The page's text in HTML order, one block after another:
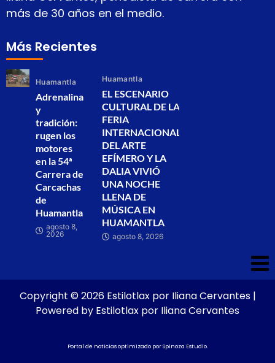
más de 30 años en el medio.
Más Recientes
Huamantla
Adrenalina
y
tradición:
rugen los
motores
en la 54ª
Carrera de
Carcachas
de
Huamantla
agosto 8,
2026
Huamantla
EL ESCENARIO
CULTURAL DE LA
FERIA
INTERNACIONAL
DEL ARTE
EFÍMERO Y LA
DALIA VIVIÓ
UNA NOCHE
LLENA DE
MÚSICA EN
HUAMANTLA
agosto 8, 2026
Copyright © 2026 Estilotlax por Iliana Cervantes |
Powered by Estilotlax por Iliana Cervantes
Portal de noticias optimizado porSpinoza Estudio.